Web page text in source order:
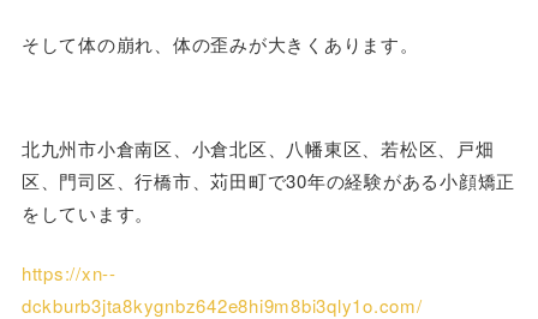
そして体の崩れ、体の歪みが大きくあります。
北九州市小倉南区、小倉北区、八幡東区、若松区、戸畑
区、門司区、行橋市、苅田町で30年の経験がある小顔矯正
をしています。
https://xn--
dckburb3jta8kygnbz642e8hi9m8bi3qly1o.com/